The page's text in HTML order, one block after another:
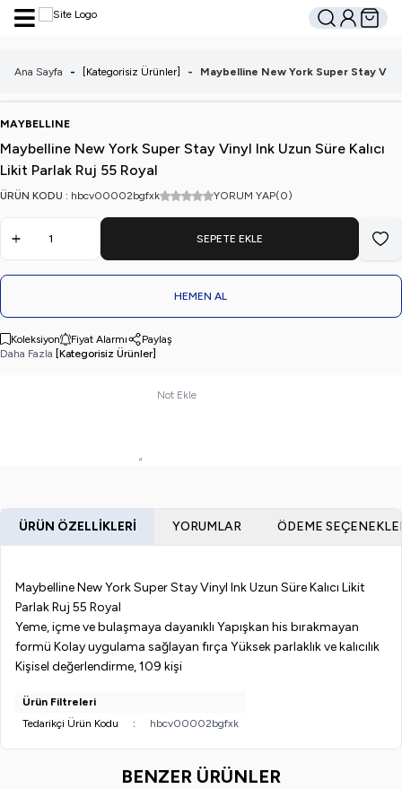
Hesabım
Sepetim
Ana Sayfa - [Kategorisiz Ürünler] - Maybelline New York Super Stay
MAYBELLINE
Maybelline New York Super Stay Vinyl Ink Uzun Süre Kalıcı
Likit Parlak Ruj 55 Royal
ÜRÜN KODU : hbcv00002bgfxk YORUM YAP(0)
SEPETE EKLE
HEMEN AL
Koleksiyon Fiyat Alarmı
Paylaş
Daha Fazla [Kategorisiz Ürünler]
Not Ekle
ÜRÜN ÖZELLIKLERI YORUMLAR ÖDEME
Maybelline New York Super Stay Vinyl Ink Uzun Süre Kalıcı Likit
Parlak Ruj 55 Royal
Yeme, içme ve bulaşmaya dayanıklı Yapışkan his bırakmayan
formü Kolay uygulama sağlayan fırça Yüksek parlaklık ve kalıcılık
Kişisel değerlendirme, 109 kişi
Ürün Filtreleri
Tedarikçi Ürün Kodu
: hbcv00002bgfxk
BENZER ÜRÜNLER